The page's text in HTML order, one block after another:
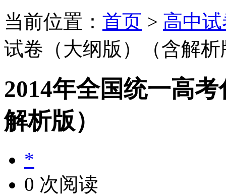
当前位置： 首页 > 高中
试卷（大纲版）（含解析
2014年全国统一高
解析版）
*
0 次阅读